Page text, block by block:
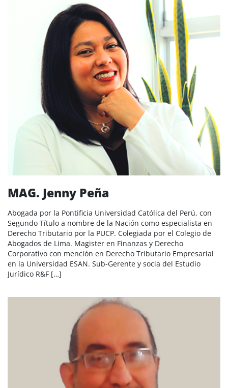
MAG. Jenny Peña
Abogada por la Pontificia Universidad Católica del Perú, con
Segundo Título a nombre de la Nación como especialista en
Derecho Tributario por la PUCP. Colegiada por el Colegio de
Abogados de Lima. Magister en Finanzas y Derecho
Corporativo con mención en Derecho Tributario Empresarial
en la Universidad ESAN. Sub-Gerente y socia del Estudio
Jurídico R&F […]